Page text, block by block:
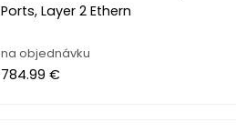
Ports, Layer 2 Ethern
na objednávku
784.99 €